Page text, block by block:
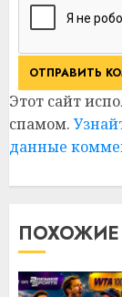
Этот сайт
спамом.
данные